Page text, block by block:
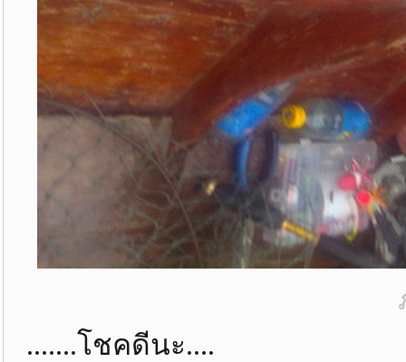
.......โชคดีนะ....